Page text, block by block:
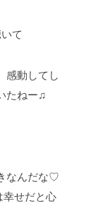
て
感動してし
たねー♫
なんだな♡
幸せだと心